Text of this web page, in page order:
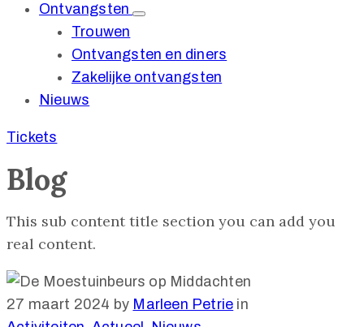
Ontvangsten
Trouwen
Ontvangsten en diners
Zakelijke ontvangsten
Nieuws
Tickets
Blog
This sub content title section you can add you
real content.
27 maart 2024 by Marleen Petrie in